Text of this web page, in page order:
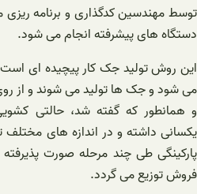
توسط مهندسین کدگذاری و برنامه
دستگاه های پیشرفته انجام می شود.
این روش تولید جک کار پیچیده ای
می شود و جک ها تولید می شوند و از
و همانطور که گفته شد، حالتی
یکسانی داشته و در اندازه های مختلف
پارکینگی طی چند مرحله صورت
فروش توزیع می گردد.